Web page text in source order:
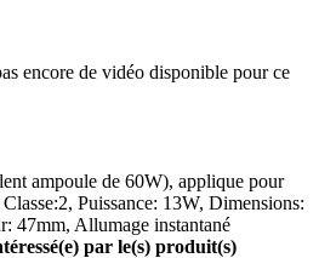
encore de vidéo disponible pour ce
ampoule de 60W), applique pour
Puissance: 13W, Dimensions:
47mm, Allumage instantané
par le(s) produit(s)